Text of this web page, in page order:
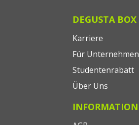
DEGUSTA BOX
Karriere
Für Unternehmen
Studentenrabatt
Über Uns
INFORMATION